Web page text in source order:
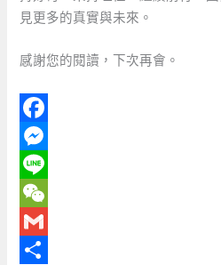
見更多的真實與未來。
感謝您的閱讀，下次再會。
F
a
c
e
b
M
e
s
s
L
n
W
eG